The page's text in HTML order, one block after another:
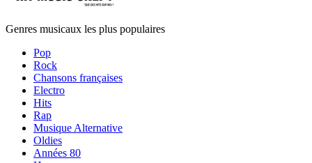
Genres musicaux les plus populaires
Pop
Rock
Chansons françaises
Electro
Hits
Rap
Musique Alternative
Oldies
Années 80